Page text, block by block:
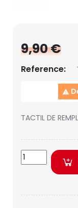
9,90 €
Reference:

TACTIL DE